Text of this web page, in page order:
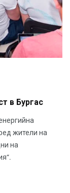
в Бургас
жители на
на